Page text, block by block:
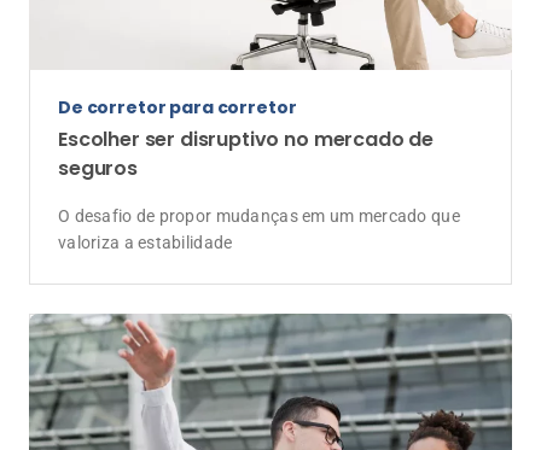
De corretor para corretor
Escolher ser disruptivo no mercado de
seguros
O desafio de propor mudanças em um mercado que
valoriza a estabilidade